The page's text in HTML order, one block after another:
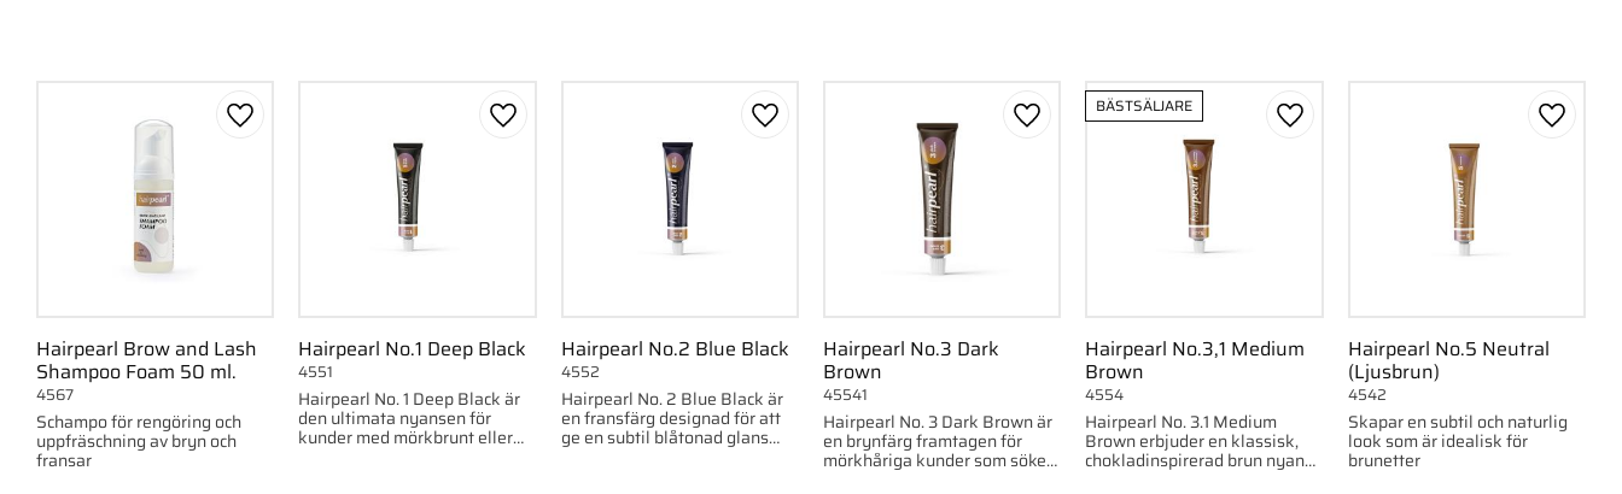
Hairpearl Brow and Lash
Shampoo Foam 50 ml.
Schampo för rengöring och
uppfräschning av bryn och
fransar
4567
Lägg till i favoriter
Hairpearl No.1 Deep Black
Hairpearl No. 1 Deep Black är
den ultimata nyansen för
kunder med mörkbrunt eller
4551
Lägg till i favoriter
Hairpearl No.2 Blue Black
Hairpearl No. 2 Blue Black är
en fransfärg designad för att
ge en subtil blåtonad glans
som förstärker det svarta och
4552
Lägg till i favoriter
Hairpearl No.3 Dark
Brown
Hairpearl No. 3 Dark Brown är
en brynfärg framtagen för
mörkhåriga kunder som söker
en naturlig och intensiv
45541
Lägg till i favoriter
Hairpearl No.3,1 Medium
Brown
Hairpearl No. 3.1 Medium
Brown erbjuder en klassisk,
chokladinspirerad brun nyans
som passar brunetter som vill
4554
BÄSTSÄLJARE
Lägg till i favoriter
Hairpearl No.5 Neutral
(Ljusbrun)
Skapar en subtil och naturlig
look som är idealisk för
brunetter
4542
Lägg